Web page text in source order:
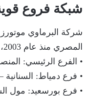
شبكة فروع قوية
شركة البرماوي
المصري منذ عام 2003، وتمتلك شبكة فروع تشمل:
• الفرع الرئيسي: المنصورة – 79 شارع
• فرع دمياط:
• فرع بورسعيد: مول